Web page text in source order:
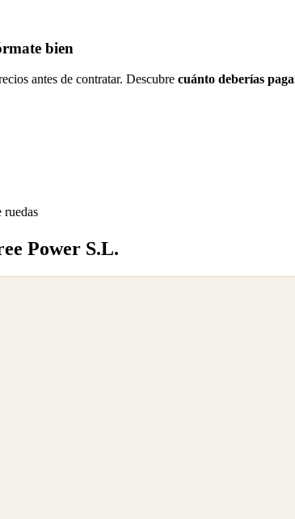
bien
antes de contratar. Descubre cuánto deberías
ruedas
Power S.L.